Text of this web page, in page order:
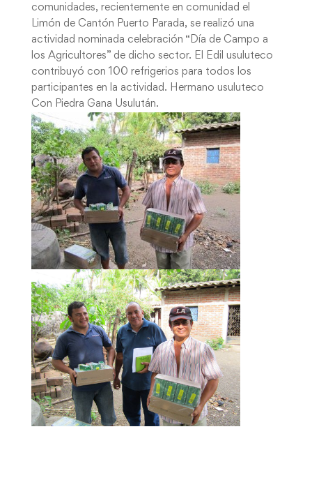
comunidades, recientemente en comunidad el
Limón de Cantón Puerto Parada, se realizó una
actividad nominada celebración “Día de Campo a
los Agricultores” de dicho sector. El Edil usuluteco
contribuyó con 100 refrigerios para todos los
participantes en la actividad. Hermano usuluteco
Con Piedra Gana Usulután.